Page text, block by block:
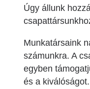
Úgy állunk
Munkatársaink
számunkra. A
egyben
és a